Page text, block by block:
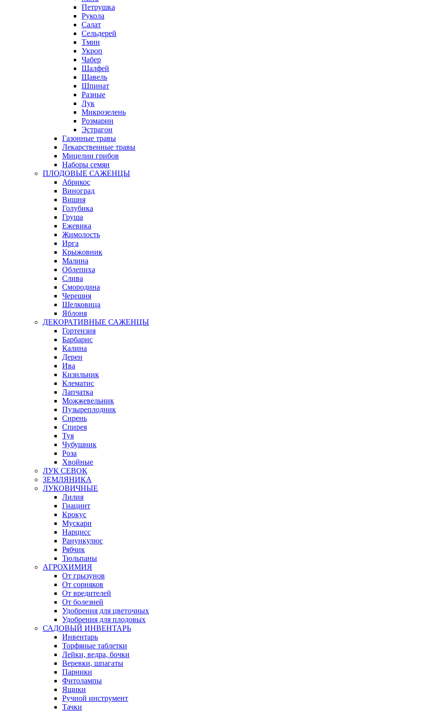
Петрушка
Рукола
Салат
Сельдерей
Тмин
Укроп
Чабер
Шалфей
Щавель
Шпинат
Разные
Лук
Микрозелень
Розмарин
Эстрагон
Газонные травы
Лекарственные травы
Мицелии грибов
Наборы семян
ПЛОДОВЫЕ САЖЕНЦЫ
Абрикос
Виноград
Вишня
Голубика
Груша
Ежевика
Жимолость
Ирга
Крыжовник
Малина
Облепиха
Слива
Смородина
Черешня
Шелковица
Яблоня
ДЕКОРАТИВНЫЕ САЖЕНЦЫ
Гортензия
Барбарис
Калина
Дерен
Ива
Кизильник
Клематис
Лапчатка
Можжевельник
Пузыреплодник
Сирень
Спирея
Туя
Чубушник
Роза
Хвойные
ЛУК СЕВОК
ЗЕМЛЯНИКА
ЛУКОВИЧНЫЕ
Лилия
Гиацинт
Крокус
Мускари
Нарцисс
Ранункулюс
Рябчик
Тюльпаны
АГРОХИМИЯ
От грызунов
От сорняков
От вредителей
От болезней
Удобрения для цветочных
Удобрения для плодовых
САДОВЫЙ ИНВЕНТАРЬ
Инвентарь
Торфяные таблетки
Лейки, ведра, бочки
Веревки, шпагаты
Парники
Фитолампы
Ящики
Ручной инструмент
Тачки